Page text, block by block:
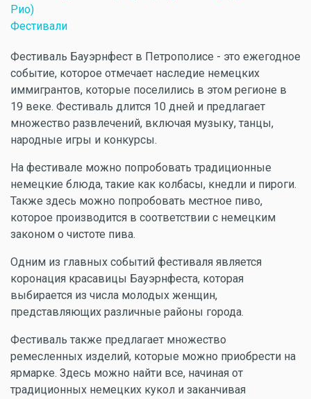
Рио)
Фестивали
Фестиваль Бауэрнфест в Петрополисе - это ежегодное
событие, которое отмечает наследие немецких
иммигрантов, которые поселились в этом регионе в
19 веке. Фестиваль длится 10 дней и предлагает
множество развлечений, включая музыку, танцы,
народные игры и конкурсы.
На фестивале можно попробовать традиционные
немецкие блюда, такие как колбасы, кнедли и пироги.
Также здесь можно попробовать местное пиво,
которое производится в соответствии с немецким
законом о чистоте пива.
Одним из главных событий фестиваля является
коронация красавицы Бауэрнфеста, которая
выбирается из числа молодых женщин,
представляющих различные районы города.
Фестиваль также предлагает множество
ремесленных изделий, которые можно приобрести на
ярмарке. Здесь можно найти все, начиная от
традиционных немецких кукол и заканчивая